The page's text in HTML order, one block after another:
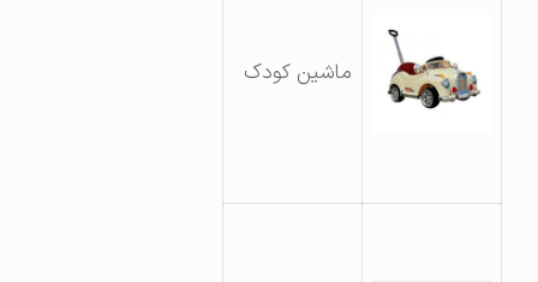
ماشین کودک